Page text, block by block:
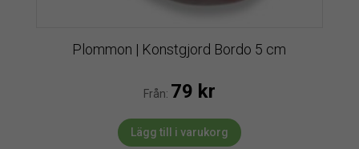
Plommon | Konstgjord Bordo 5 cm
Från: 79 kr
Lägg till i varukorg